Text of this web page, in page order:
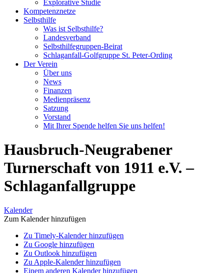
Explorative Studie
Kompetenznetze
Selbsthilfe
Was ist Selbsthilfe?
Landesverband
Selbsthilfegruppen-Beirat
Schlaganfall-Golfgruppe St. Peter-Ording
Der Verein
Über uns
News
Finanzen
Medienpräsenz
Satzung
Vorstand
Mit Ihrer Spende helfen Sie uns helfen!
Hausbruch-Neugrabener
Turnerschaft von 1911 e.V. –
Schlaganfallgruppe
Kalender
Zum Kalender hinzufügen
Zu Timely-Kalender hinzufügen
Zu Google hinzufügen
Zu Outlook hinzufügen
Zu Apple-Kalender hinzufügen
Einem anderen Kalender hinzufügen